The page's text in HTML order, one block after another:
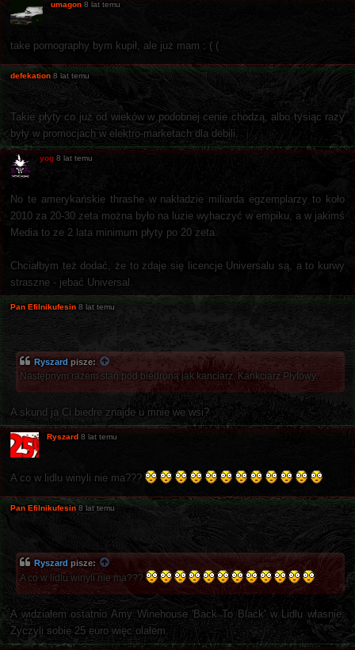
umagon 8 lat temu
take pornography bym kupił, ale już mam : ( (
defekation 8 lat temu
Takie płyty co już od wieków w podobnej cenie chodzą, albo tysiąc razy
były w promocjach w elektro-marketach dla debili.
yog 8 lat temu
No te amerykańskie thrashe w nakładzie miliarda egzemplarzy to koło
2010 za 20-30 zeta można było na luzie wyhaczyć w empiku, a w jakimś
Media to ze 2 lata minimum płyty po 20 zeta.
Chciałbym też dodać, że to zdaje się licencje Universalu są, a to kurwy
straszne - jebać Universal.
Pan Efilnikufesin 8 lat temu
Ryszard pisze:
Następnym razem stań pod biedroną jak kanciarz. Kankciarz Płytowy.
A skund ja Ci biedre znajde u mnie we wsi?
Ryszard 8 lat temu
A co w lidlu winyli nie ma???
Pan Efilnikufesin 8 lat temu
Ryszard pisze:
A co w lidlu winyli nie ma???
A widziałem ostatnio Amy Winehouse 'Back To Black' w Lidlu własnie.
Życzyli sobie 25 euro więc olałem.